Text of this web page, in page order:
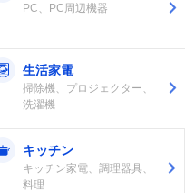
PC、PC周辺機器
生活家電
掃除機、プロジェクター、
洗濯機
キッチン
キッチン家電、調理器具、
料理